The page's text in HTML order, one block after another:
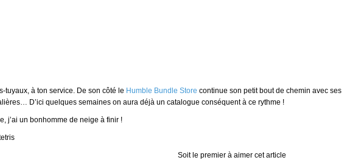
tuyaux, à ton service. De son côté le Humble Bundle Store continue son petit bout de chemin avec ses
D’ici quelques semaines on aura déjà un catalogue conséquent à ce rythme !
j’ai un bonhomme de neige à finir !
Soit le premier à aimer cet article